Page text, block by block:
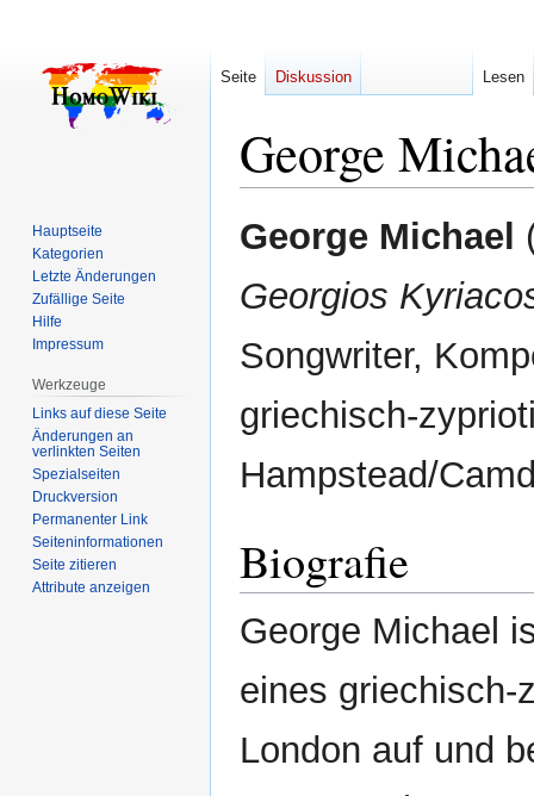
George
Zur
Navigation
Zur
Suche
George Michael
Georgios
Songwriter,
griechisch-
Hampstead/
Biografie
George Michael
eines griechisch-
London auf und
Seite Diskussion Lesen
Hauptseite
Kategorien
Letzte Änderungen
Zufällige Seite
Hilfe
Impressum
Werkzeuge
Links auf diese Seite
Änderungen an
verlinkten Seiten
Spezialseiten
Druckversion
Permanenter Link
Seiten­­informationen
Seite zitieren
Attribute anzeigen